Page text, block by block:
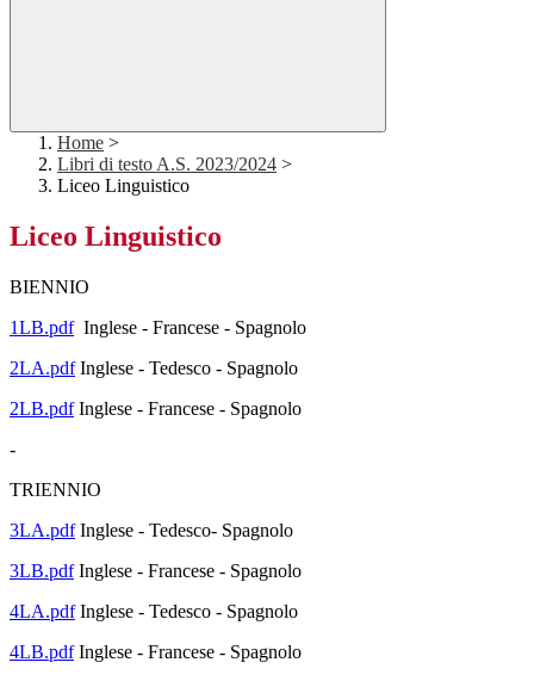
Home >
Libri di testo A.S. 2023/2024 >
Liceo Linguistico
Liceo Linguistico
BIENNIO
1LB.pdfInglese - Francese - Spagnolo
2LA.pdfInglese - Tedesco - Spagnolo
2LB.pdfInglese - Francese - Spagnolo
-
TRIENNIO
3LA.pdfInglese - Tedesco- Spagnolo
3LB.pdfInglese - Francese - Spagnolo
4LA.pdfInglese - Tedesco - Spagnolo
4LB.pdfInglese - Francese - Spagnolo